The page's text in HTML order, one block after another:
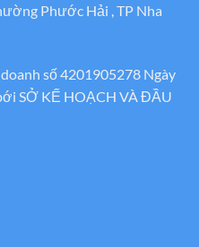
Phước Hải , TP Nha
số 4201905278 Ngày
SỞ KẾ HOẠCH VÀ ĐẦU